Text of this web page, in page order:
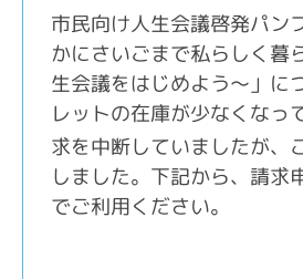
市民向け人生会議啓発パン
かにさいごまで私らしく暮
生会議をはじめよう～」に
レットの在庫が少なくなっ
求を中断していましたが、
しました。下記から、請求
でご利用ください。